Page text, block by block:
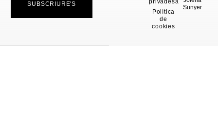
SUBSCRIURE'S
Sunyer
privadesa
Política
de
cookies